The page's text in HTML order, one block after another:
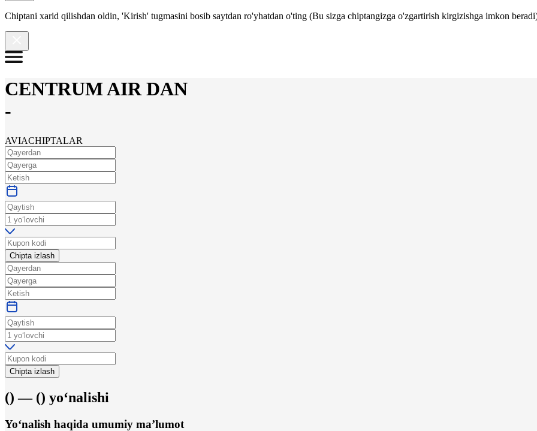
Chiptani xarid qilishdan oldin, 'Kirish' tugmasini bosib saytdan ro'yhatdan o'ting (Bu sizga chiptangizga o'zgartirish kirgizishga imkon
CENTRUM AIR DAN
-
AVIACHIPTALAR
Chipta izlash
Chipta izlash
() — () yo‘nalishi
Yo‘nalish haqida umumiy ma’lumot